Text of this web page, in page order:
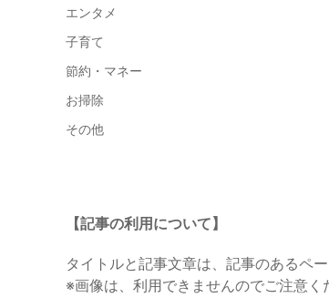
エンタメ
子育て
節約・マネー
お掃除
その他
【記事の利用について】
タイトルと記事文章は、記事のあるペ
※画像は、利用できませんのでご注意く